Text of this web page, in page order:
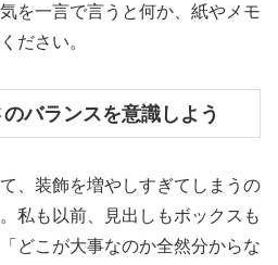
を一言で言うと何か、紙やメモ
ださい。
バランスを意識しよう
、装飾を増やしすぎてしまうの
私も以前、見出しもボックスも
どこが大事なのか全然分からな